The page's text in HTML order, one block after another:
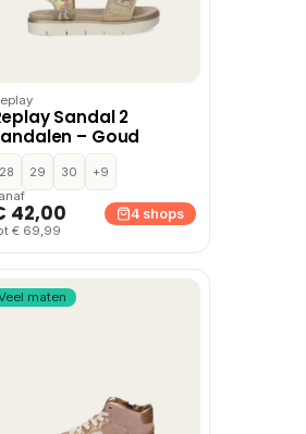
Sandal 2
– Goud
28 29 30
+9
42,00
€ 69,99
4 shops
maten